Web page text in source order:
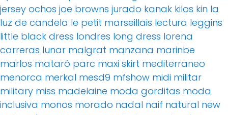
jersey ochos joe browns jurado kanak kilos kin la
luz de candela le petit marseillais lectura leggins
little black dress londres long dress lorena
carreras lunar malgrat manzana marinbe
marlos mataró parc maxi skirt mediterraneo
menorca merkal mesd9 mfshow midi militar
military miss madelaine moda gorditas moda
inclusiva monos morado nadal naif natural new